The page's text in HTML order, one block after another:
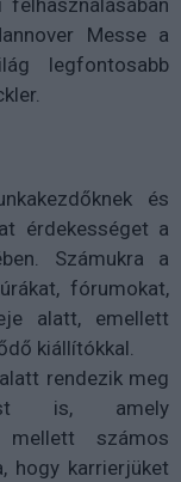
Messe a
legfontosabb
és
érdekességet a
Számukra a
fórumokat,
alatt, emellett
kiállítókkal.
rendezik meg
is, amely
mellett számos
hogy karrierjüket